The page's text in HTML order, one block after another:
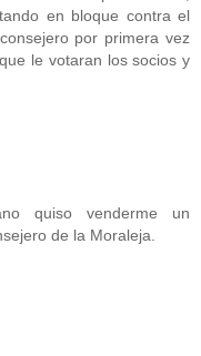
en bloque contra el
por primera vez
le votaran los socios y
quiso venderme un
de la Moraleja.